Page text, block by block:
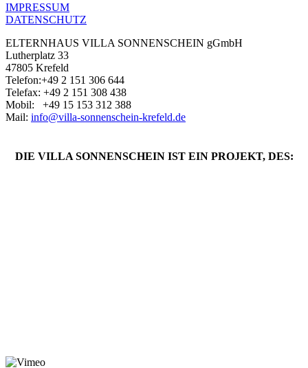
IMPRESSUM
DATENSCHUTZ
ELTERNHAUS VILLA SONNENSCHEIN gGmbH
Lutherplatz 33
47805 Krefeld
Telefon:+49 2 151 306 644
Telefax: +49 2 151 308 438
Mobil: +49 ‭15 153 312 388‬
Mail: info@villa-sonnenschein-krefeld.de
DIE VILLA SONNENSCHEIN IST EIN PROJEKT, DES: